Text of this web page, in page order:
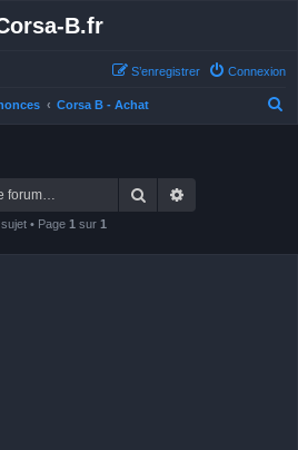
B.fr
Connexion
S’enregistrer
Corsa B - Achat
Rechercher
• Page 1 sur 1